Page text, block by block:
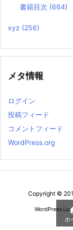
書籍目次 (664)
xyz (256)
メタ情報
ログイン
投稿フィード
コメントフィード
WordPress.org
Copyright ©
WordPress
ホ